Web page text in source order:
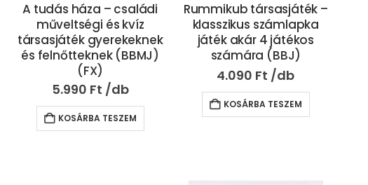
A tudás háza – családi
műveltségi és kvíz
társasjáték gyerekeknek
és felnőtteknek (BBMJ)
(FX)
5.990 Ft
KOSÁRBA TESZEM
Rummikub társasjáték –
klasszikus számlapka
játék akár 4 játékos
számára (BBJ)
4.090 Ft
KOSÁRBA TESZEM